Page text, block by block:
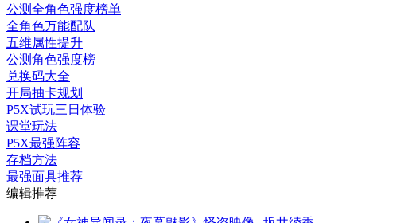
公测全角色强度榜单
全角色万能配队
五维属性提升
公测角色强度榜
兑换码大全
开局抽卡规划
P5X试玩三日体验
课堂玩法
P5X最强阵容
存档方法
最强面具推荐
编辑推荐